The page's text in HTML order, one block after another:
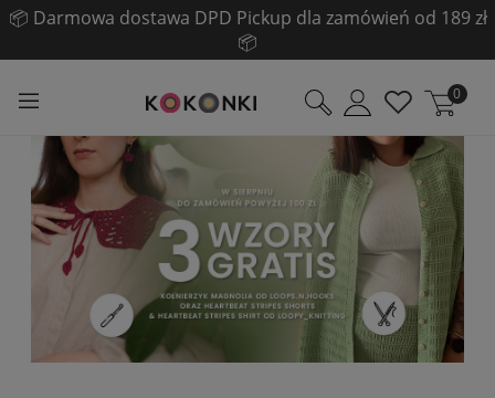
📦 Darmowa dostawa DPD Pickup dla zamówień od 189 zł
📦
0